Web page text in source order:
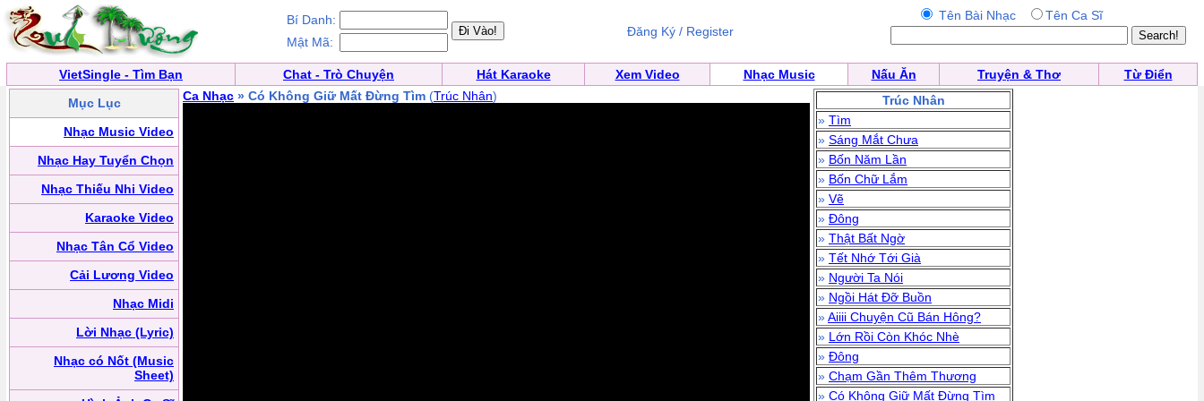
Bí Danh:
Mật Mã:
Đăng Ký / Register
Tên Bài Nhạc Tên Ca Sĩ
VietSingle - Tìm Bạn Chat - Trò Chuyện Hát Karaoke Xem Video Nhạc Music Nấu Ăn Truyện & Thơ
Từ Điển
Mục Lục
Nhạc Music Video
Nhạc Hay Tuyển Chọn
Nhạc Thiếu Nhi Video
Karaoke Video
Nhạc Tân Cổ Video
Cải Lương Video
Nhạc Midi
Lời Nhạc (Lyric)
Nhạc có Nốt (Music
Sheet)
Ca Nhạc » Có Không Giữ Mất Đừng Tìm (Trúc Nhân)
Trúc Nhân
» Tìm
» Sáng Mắt Chưa
» Bốn Năm Lần
» Bốn Chữ Lắm
» Vẽ
» Đông
» Thật Bất Ngờ
» Tết Nhớ Tới Già
» Người Ta Nói
» Ngồi Hát Đỡ Buồn
»Aiiii Chuyện Cũ Bán Hông?
» Lớn Rồi Còn Khóc Nhè
» Đông
» Chạm Gần Thêm Thương
» Có Không Giữ Mất Đừng Tìm